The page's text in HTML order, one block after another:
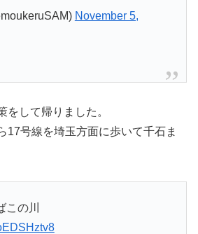
November 5,
をして帰りました。
17号線を埼玉方面に歩いて千石ま
の川